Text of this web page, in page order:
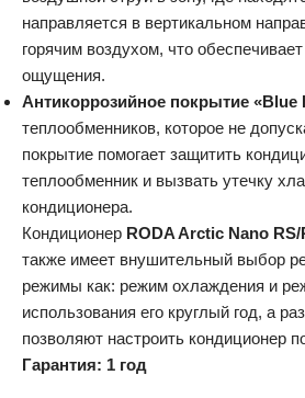
направляется в вертикальном
горячим воздухом, что
ощущения.
Антикоррозийное покрытие «Blue
теплообменников, которое не
покрытие помогает защитить
теплообменник и вызвать утечку
кондиционера.
Кондиционер RODA Arctic Nano RS/
также имеет внушительный выбор
режимы как: режим охлаждения и
использования его круглый год, а
позволяют настроить кондиционер
Гарантия: 1 год